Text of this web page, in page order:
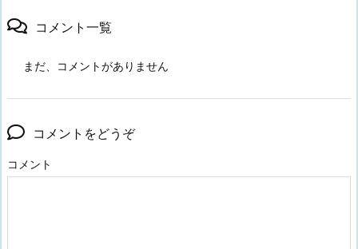
コメント一覧
まだ、コメントがありません
コメントをどうぞ
コメント